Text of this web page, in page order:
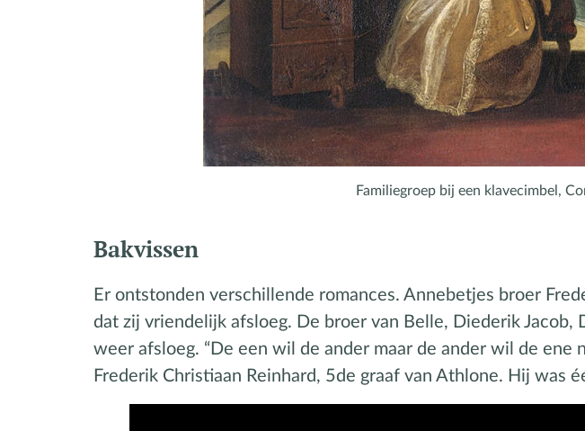
Familiegroep bij een klavecimbel,
Bakvissen
Er ontstonden verschillende romances. Annebetjes broer
dat zij vriendelijk afsloeg. De broer van Belle, Diederik
weer afsloeg. “De een wil de ander maar de ander wil de
Frederik Christiaan Reinhard, 5de graaf van Athlone. Hij was